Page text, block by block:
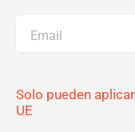
Email
Solo pueden
UE